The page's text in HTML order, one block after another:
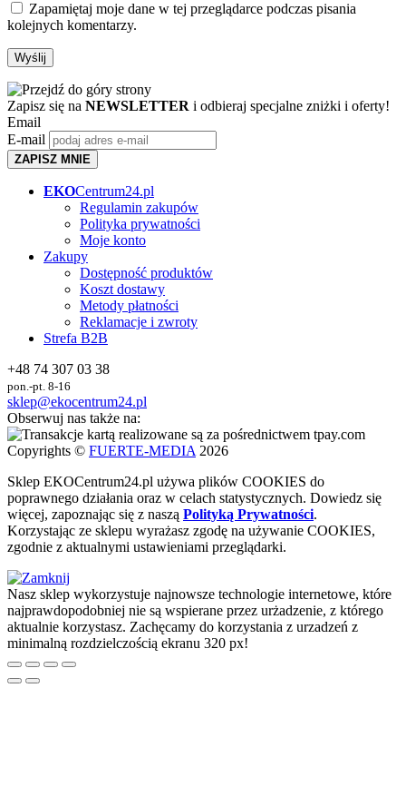
Zapamiętaj moje dane w tej przeglądarce podczas pisania
kolejnych komentarzy.
Zapisz się na NEWSLETTER i odbieraj specjalne zniżki i oferty!
Email
E-mail
ZAPISZ MNIE
EKOCentrum24.pl
Regulamin zakupów
Polityka prywatności
Moje konto
Zakupy
Dostępność produktów
Koszt dostawy
Metody płatności
Reklamacje i zwroty
Strefa B2B
+48 74 307 03 38
pon.-pt. 8-16
sklep@ekocentrum24.pl
Obserwuj nas także na:
Copyrights © FUERTE-MEDIA 2026
Sklep EKOCentrum24.pl używa plików COOKIES do
poprawnego działania oraz w celach statystycznych. Dowiedz się
więcej, zapoznając się z naszą Polityką Prywatności.
Korzystając ze sklepu wyrażasz zgodę na używanie COOKIES,
zgodnie z aktualnymi ustawieniami przeglądarki.
Nasz sklep wykorzystuje najnowsze technologie internetowe, które
najprawdopodobniej nie są wspierane przez urżadzenie, z którego
aktualnie korzystasz. Zachęcamy do korzystania z urzadzeń z
minimalną rozdzielczością ekranu 320 px!